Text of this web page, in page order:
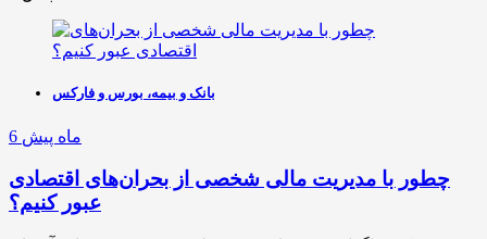
بانک و بیمه، بورس و فارکس
6 ماه پیش
چطور با مدیریت مالی شخصی از بحران‌های اقتصادی
عبور کنیم؟